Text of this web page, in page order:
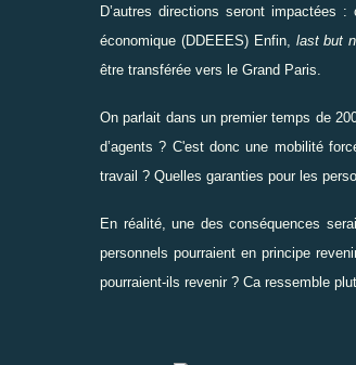
D’autres directions seront impactées
économique (DDEEES) Enfin, last but
être transférée vers le Grand
On parlait dans un premier temps de
d’agents ? C'est donc une mobilité
travail ? Quelles garanties pour les
En réalité, une des conséquences
personnels pourraient en principe
pourraient-ils revenir ? Ca ressemble